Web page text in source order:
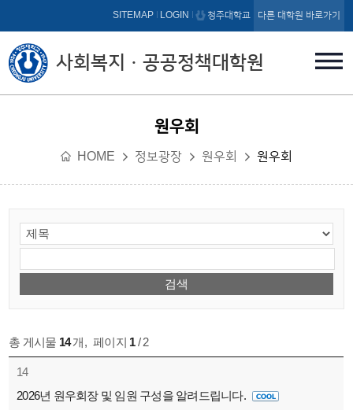
본문 바로가기
사회복지ㆍ공공정책대학원
SITEMAP LOGIN 청주대학교 다른 대학원 바로가기
원우회
HOME 정보광장 원우회 원우회
총 게시물 14개, 페이지 1/ 2
14
2026년 원우회장 및 임원 구성을 알려드립니다.